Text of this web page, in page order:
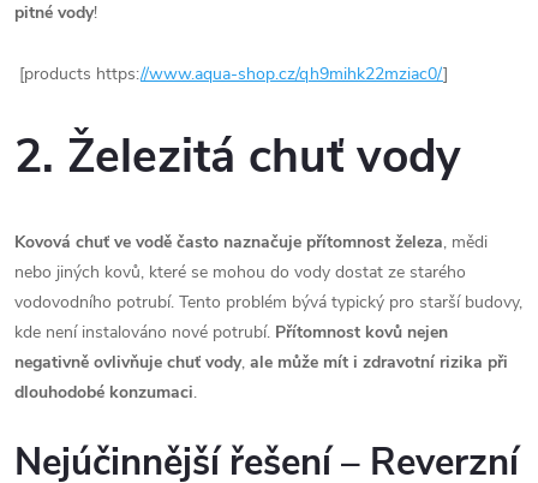
pitné vody!
[products https://www.aqua-shop.cz/qh9mihk22mziac0/]
2. Železitá chuť vody
Kovová chuť ve vodě často naznačuje přítomnost železa, mědi
nebo jiných kovů, které se mohou do vody dostat ze starého
vodovodního potrubí. Tento problém bývá typický pro starší budovy,
kde není instalováno nové potrubí. Přítomnost kovů nejen
negativně ovlivňuje chuť vody, ale může mít i zdravotní rizika při
dlouhodobé konzumaci.
Nejúčinnější řešení– Reverzní